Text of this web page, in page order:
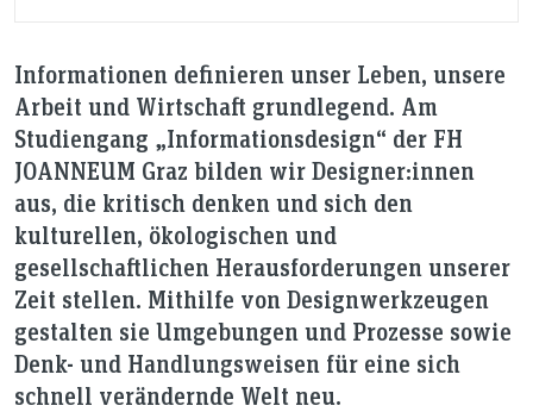
Informationen definieren unser Leben, unsere
Arbeit und Wirtschaft grundlegend. Am
Studiengang „Informationsdesign“ der FH
JOANNEUM Graz bilden wir Designer:innen
aus, die kritisch denken und sich den
kulturellen, ökologischen und
gesellschaftlichen Herausforderungen unserer
Zeit stellen. Mithilfe von Designwerkzeugen
gestalten sie Umgebungen und Prozesse sowie
Denk- und Handlungsweisen für eine sich
schnell verändernde Welt neu.